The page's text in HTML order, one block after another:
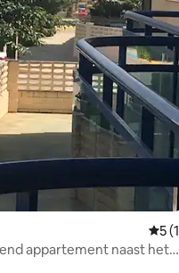
van 5 op 5, 16 recensies
5
appartement naast het